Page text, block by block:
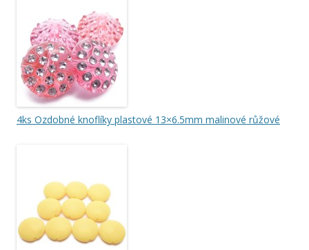
4ks Ozdobné knoflíky plastové 13×6.5mm malinové růžové